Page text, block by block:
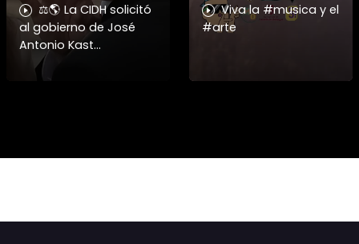
⚖️🌎 La CIDH solicitó
al gobierno de José
Antonio Kast
información detallada
sobre cambios
Viva la #musica y el
#arte